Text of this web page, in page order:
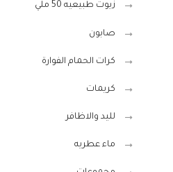
زيوت طبيعيه 50 ملي
صابون
كرات الحمام الفوارة
كريمات
لليد والاظافر
ماء عطريه